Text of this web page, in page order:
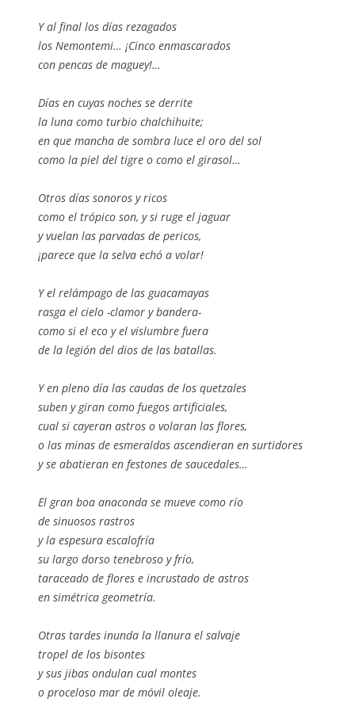
Y al final los días rezagados
los Nemontemi… ¡Cinco enmascarados
con pencas de maguey!…
Días en cuyas noches se derrite
la luna como turbio chalchihuite;
en que mancha de sombra luce el oro del sol
como la piel del tigre o como el girasol…
Otros días sonoros y ricos
como el trópico son, y si ruge el jaguar
y vuelan las parvadas de pericos,
¡parece que la selva echó a volar!
Y el relámpago de las guacamayas
rasga el cielo -clamor y bandera-
como si el eco y el vislumbre fuera
de la legión del dios de las batallas.
Y en pleno día las caudas de los quetzales
suben y giran como fuegos artificiales,
cual si cayeran astros o volaran las flores,
o las minas de esmeraldas ascendieran en surtidores
y se abatieran en festones de saucedales…
El gran boa anaconda se mueve como río
de sinuosos rastros
y la espesura escalofría
su largo dorso tenebroso y frío,
taraceado de flores e incrustado de astros
en simétrica geometría.
Otras tardes inunda la llanura el salvaje
tropel de los bisontes
y sus jibas ondulan cual montes
o proceloso mar de móvil oleaje.